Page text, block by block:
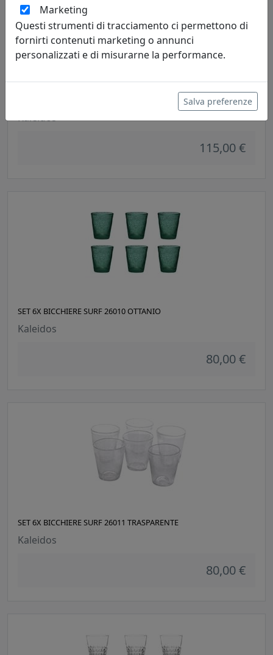
Kaleidos
115,00 €
SET 6X BICCHIERE SURF 26010 OTTANIO
Kaleidos
80,00 €
SET 6X BICCHIERE SURF 26011 TRASPARENTE
Kaleidos
80,00 €
Marketing
Questi strumenti di tracciamento ci permettono di
fornirti contenuti marketing o annunci
personalizzati e di misurarne la performance.
Salva preferenze